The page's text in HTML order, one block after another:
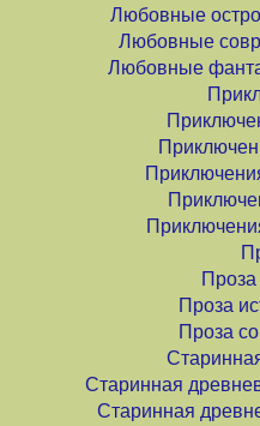
Любовные
Любовные
Любовные
Проза
Проза
Старинная
Старинная